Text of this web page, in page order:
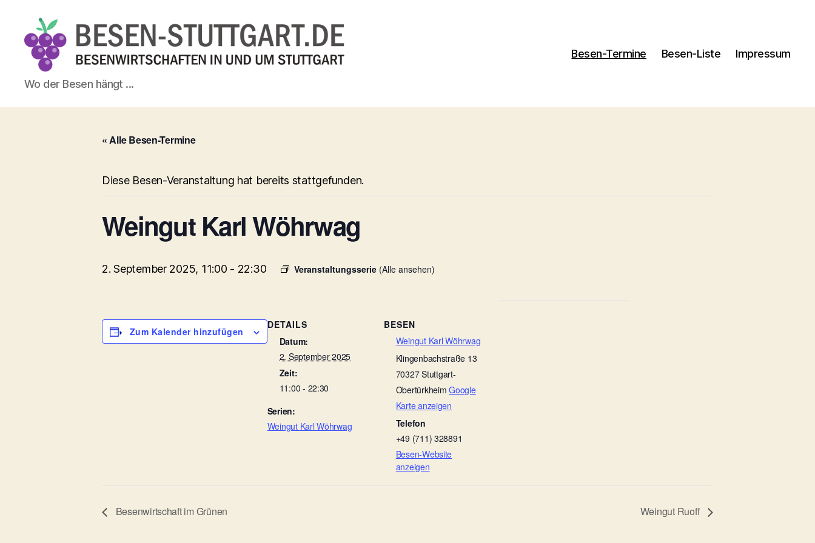
Besen-
Stuttgart.de
Wo der Besen hängt ...
Besen-Termine Besen-Liste Impressum
« Alle Besen-Termine
Diese Besen-Veranstaltung hat bereits stattgefunden.
Weingut Karl Wöhrwag
2. September 2025, 11:00 - 22:30 Veranstaltungsserie (Alle ansehen)
Zum Kalender hinzufügen
DETAILS
Datum:
2. September 2025
Zeit:
11:00 - 22:30
Serien:
Weingut Karl Wöhrwag
BESEN
Weingut Karl Wöhrwag
Klingenbachstraße 13
70327Stuttgart-
Obertürkheim Google
Karte anzeigen
Telefon
+49 (711) 328891
Besen-Website
anzeigen
Besenwirtschaft im Grünen Weingut Ruoff